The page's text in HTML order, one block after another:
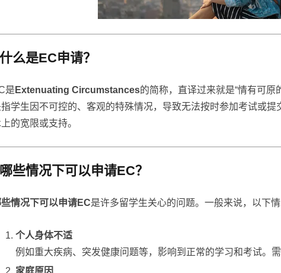
什么是EC申请？
是 Extenuating Circumstances的简称，直译过来就是“情有可
学生因不可控的、客观的特殊情况，导致无法按时参加考试或
的宽限或支持。
哪些情况下可以申请EC？
情况下可以申请EC是许多留学生关心的问题。一般来说，以下
个人身体不适
例如重大疾病、突发健康问题等，影响到正常的学习和考试。
家庭原因